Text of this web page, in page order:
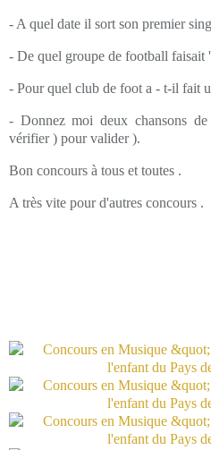
- A quel date il sort son premier
- De quel groupe de football faisait
- Pour quel club de foot a - t-il fait
- Donnez moi deux chansons
vérifier ) pour valider ).
Bon concours à tous et toutes .
A très vite pour d'autres concours .